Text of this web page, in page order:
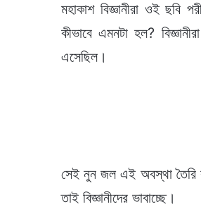
মহাকাশ বিজ্ঞানীরা ওই ছবি
কীভাবে এমনটা হল?
এসেছিল।
সেই নুন জল এই অবস্থা তৈরি
তাই বিজ্ঞানীদের ভাবাচ্ছে।